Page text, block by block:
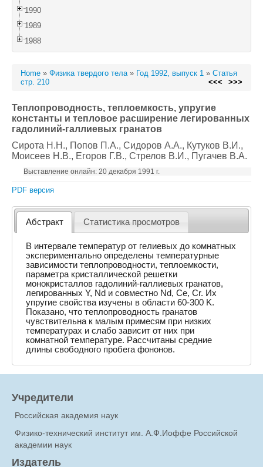
1990
1989
1988
Home » Физика твердого тела» Год 1992, выпуск 1 » Статья
стр. 210
<<< >>>
Теплопроводность, теплоемкость, упругие
константы и тепловое расширение легированных
гадолиний-галлиевых гранатов
Сирота Н.Н., Попов П.А., Сидоров А.А., Кутуков В.И.,
Моисеев Н.В., Егоров Г.В., Стрелов В.И., Пугачев В.А.
Выставление онлайн: 20 декабря 1991 г.
PDF версия
Абстракт Статистика просмотров
В интервале температур от гелиевых до комнатных
экспериментально определены температурные
зависимости теплопроводности, теплоемкости,
параметра кристаллической решетки
монокристаллов гадолиний-галлиевых гранатов,
легированных Y, Nd и совместно Nd, Ce, Cr. Их
упругие свойства изучены в области 60-300 K.
Показано, что теплопроводность гранатов
чувствительна к малым примесям при низких
температурах и слабо зависит от них при
комнатной температуре. Рассчитаны средние
длины свободного пробега фононов.
Учредители
Российская академия наук
Физико-технический институт им. А.Ф.Иоффе Российской
академии наук
Издатель